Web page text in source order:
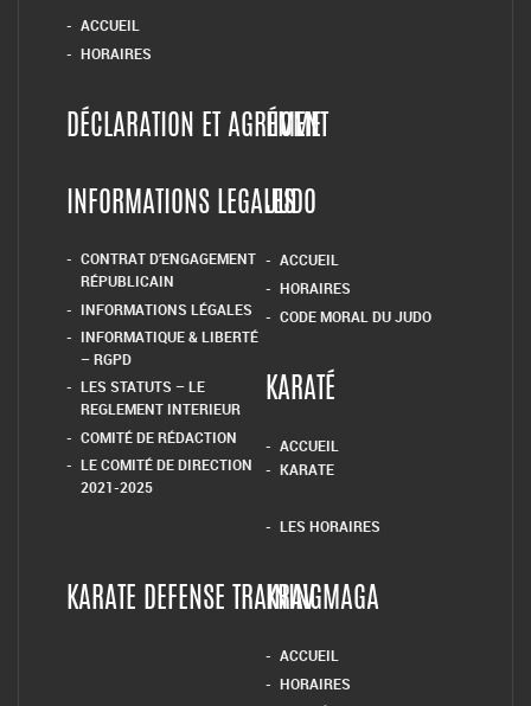
ACCUEIL
HORAIRES
DÉCLARATION ET AGRÉMENT
HOME
INFORMATIONS LEGALES
CONTRAT D’ENGAGEMENT
RÉPUBLICAIN
INFORMATIONS LÉGALES
INFORMATIQUE & LIBERTÉ
– RGPD
LES STATUTS – LE
REGLEMENT INTERIEUR
COMITÉ DE RÉDACTION
LE COMITÉ DE DIRECTION
2021-2025
JUDO
ACCUEIL
HORAIRES
CODE MORAL DU JUDO
KARATÉ
ACCUEIL
KARATE
LES HORAIRES
KARATE DEFENSE TRAININGKRAV MAGA
ACCUEIL
HORAIRES